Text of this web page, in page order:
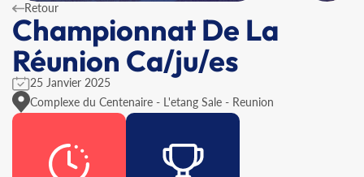
Retour
Championnat De La
Réunion Ca/ju/es
25 Janvier 2025
Complexe du Centenaire - L'etang Sale - Reunion